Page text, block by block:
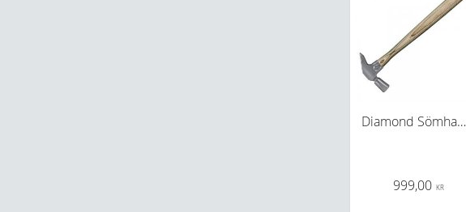
Diamond Sömhammare
999,00 KR